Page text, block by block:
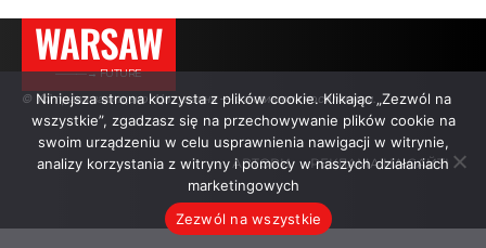
WARSAW
———→ FUTURE
© Усі права захищено. Цитування — з активним посиланням.
АВТОРИ РЕКЛАМА НА САЙТІ
Niniejsza strona korzysta z plików cookie. Klikając „Zezwól na
wszystkie”, zgadzasz się na przechowywanie plików cookie na
swoim urządzeniu w celu usprawnienia nawigacji w witrynie,
analizy korzystania z witryny i pomocy w naszych działaniach
marketingowych
Zezwól na wszystkie